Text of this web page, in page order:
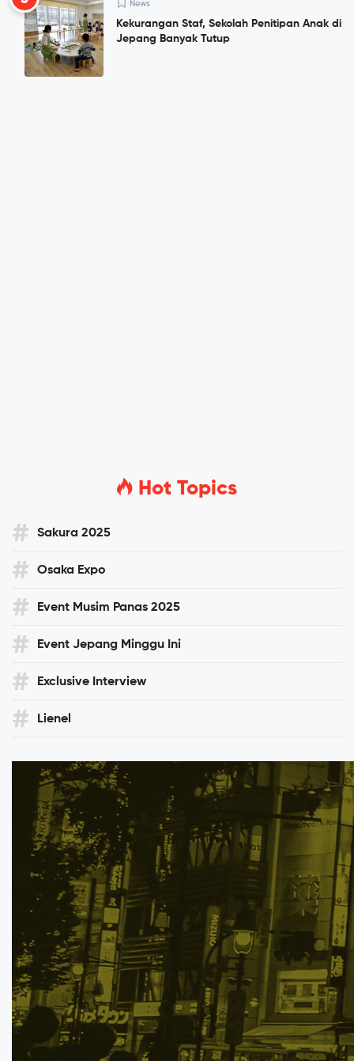
News
Kekurangan Staf, Sekolah Penitipan Anak di
Jepang Banyak Tutup
Hot Topics
Sakura 2025
Osaka Expo
Event Musim Panas 2025
Event Jepang Minggu Ini
Exclusive Interview
Lienel